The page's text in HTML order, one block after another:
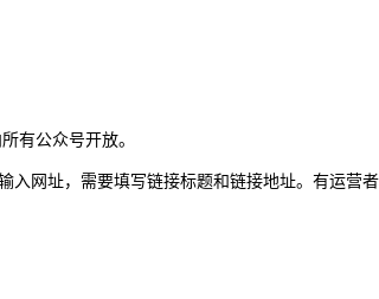
有公众号开放。
入网址，需要填写链接标题和链接地址。有运营